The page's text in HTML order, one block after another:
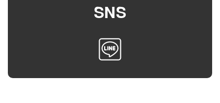
採用ページ
お問い合わせ
SNS